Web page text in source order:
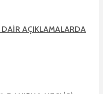
DAİR AÇIKLAMALARDA